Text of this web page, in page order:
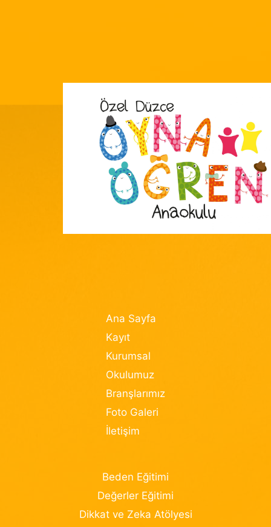
Ana Sayfa
Kayıt
Kurumsal
Okulumuz
Branşlarımız
Foto Galeri
İletişim
Beden Eğitimi
Değerler Eğitimi
Dikkat ve Zeka Atölyesi